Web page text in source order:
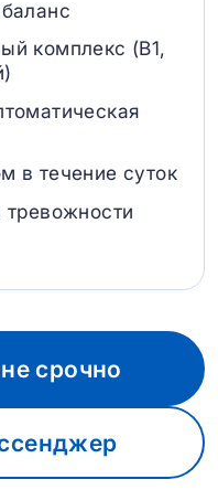
комплекс (B1,
в течение суток
срочно